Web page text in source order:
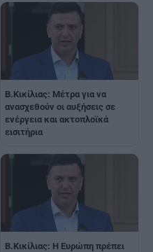
Β.Κικίλιας: Μέτρα για να
ανασχεθούν οι αυξήσεις σε
ενέργεια και ακτοπλοϊκά
εισιτήρια
Β.Κικίλιας: Η Ευρώπη πρέπει